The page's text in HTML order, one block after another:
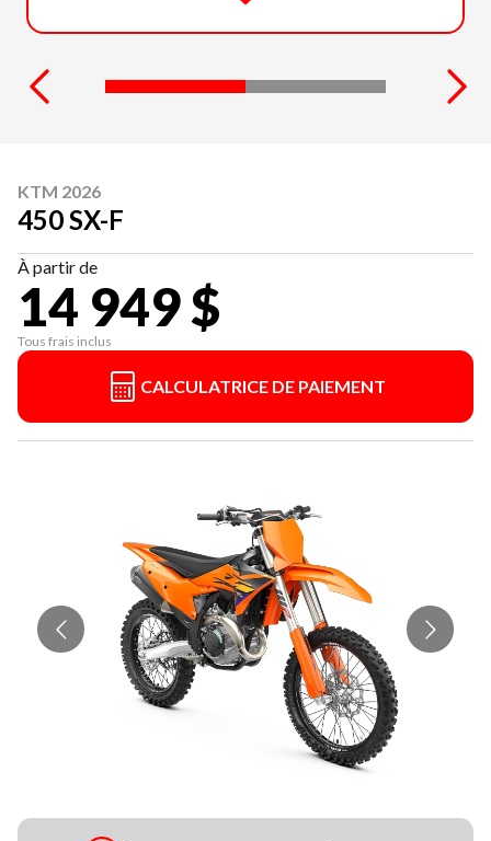
KTM 2026
450 SX-F
À partir de
14 949 $
Tous frais inclus
CALCULATRICE DE PAIEMENT